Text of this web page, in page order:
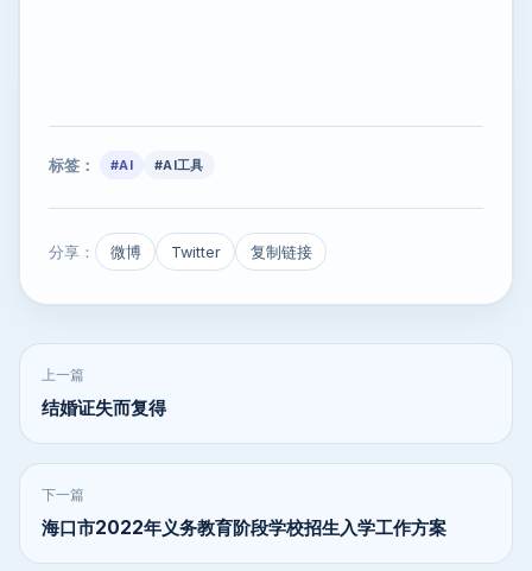
标签： #AI #AI工具
分享： 微博 Twitter 复制链接
上一篇
结婚证失而复得
下一篇
海口市2022年义务教育阶段学校招生入学工作方案